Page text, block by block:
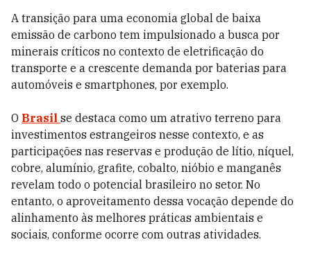
A transição para uma economia global de baixa
emissão de carbono tem impulsionado a busca por
minerais críticos no contexto de eletrificação do
transporte e a crescente demanda por baterias para
automóveis e smartphones, por exemplo.
O Brasil se destaca como um atrativo terreno para
investimentos estrangeiros nesse contexto, e as
participações nas reservas e produção de lítio, níquel,
cobre, alumínio, grafite, cobalto, nióbio e manganês
revelam todo o potencial brasileiro no setor. No
entanto, o aproveitamento dessa vocação depende do
alinhamento às melhores práticas ambientais e
sociais, conforme ocorre com outras atividades.